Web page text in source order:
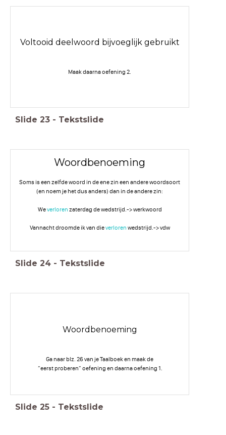
Voltooid deelwoord bijvoeglijk gebruikt
Maak daarna oefening 2.
Slide 23 - Tekstslide
Woordbenoeming
Soms is een zelfde woord in de ene zin een andere woordsoort
(en noem je het dus anders) dan in de andere zin:
Weverloren zaterdag de wedstrijd.-> werkwoord
Vannacht droomde ik van dieverloren wedstrijd.-> vdw
Slide 24 - Tekstslide
Woordbenoeming
Ga naar blz. 26 van je Taalboek en maak de
“eerst proberen” oefening en daarna oefening 1.
Slide 25 - Tekstslide